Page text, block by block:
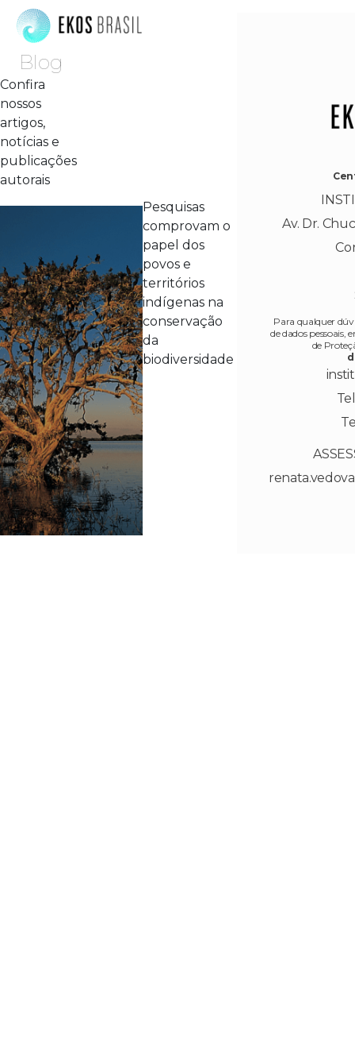
Blog
Confira
nossos
artigos,
notícias e
publicações
autorais
Pesquisas
comprovam o
papel dos
povos e
territórios
indígenas na
conservação
da
biodiversidade
Av. Dr.
Para qualquer
de dados pessoais,
de